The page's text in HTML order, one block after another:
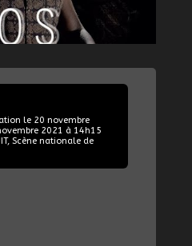
le 20 novembre
2021 à 14h15
Scène nationale de